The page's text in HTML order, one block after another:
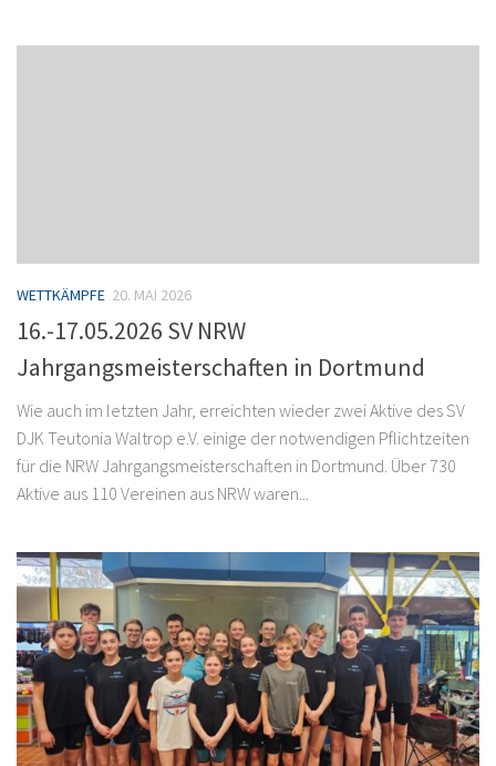
WETTKÄMPFE 20. MAI 2026
16.-17.05.2026 SV NRW
Jahrgangsmeisterschaften in Dortmund
Wie auch im letzten Jahr, erreichten wieder zwei Aktive des SV
DJK Teutonia Waltrop e.V. einige der notwendigen Pflichtzeiten
für die NRW Jahrgangsmeisterschaften in Dortmund. Über 730
Aktive aus 110 Vereinen aus NRW waren...